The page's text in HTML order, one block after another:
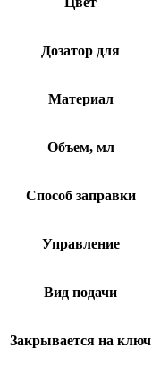
Дозатор для
Материал
Объем, мл
Способ заправки
Управление
Вид подачи
Закрывается на ключ